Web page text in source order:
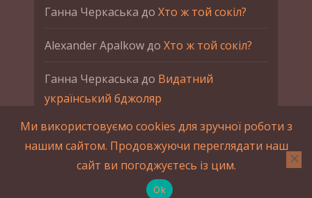
Ганна Черкаська до Хто ж той сокіл?
Alexander Apalkowдо Хто ж той сокіл?
Ганна Черкаська до Видатний
український бджоляр
Ганна ЧеркаськадоПетро Франко
2015-2023 © UAHistory Всі права застережено.
При використанні матеріалів сайта обов'язкове
Ми використовуємо cookies для зручної роботи з
нашим сайтом. Продовжуючи переглядати наш
сайт ви погоджуєтесь із цим.
Ok